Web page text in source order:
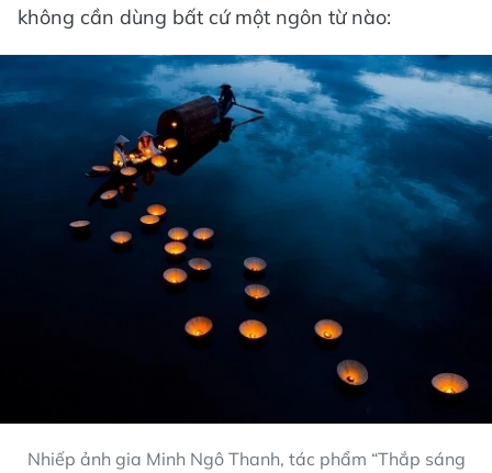
không cần dùng bất cứ một ngôn từ nào:
Nhiếp ảnh gia Minh Ngô Thanh, tác phẩm “Thắp sáng